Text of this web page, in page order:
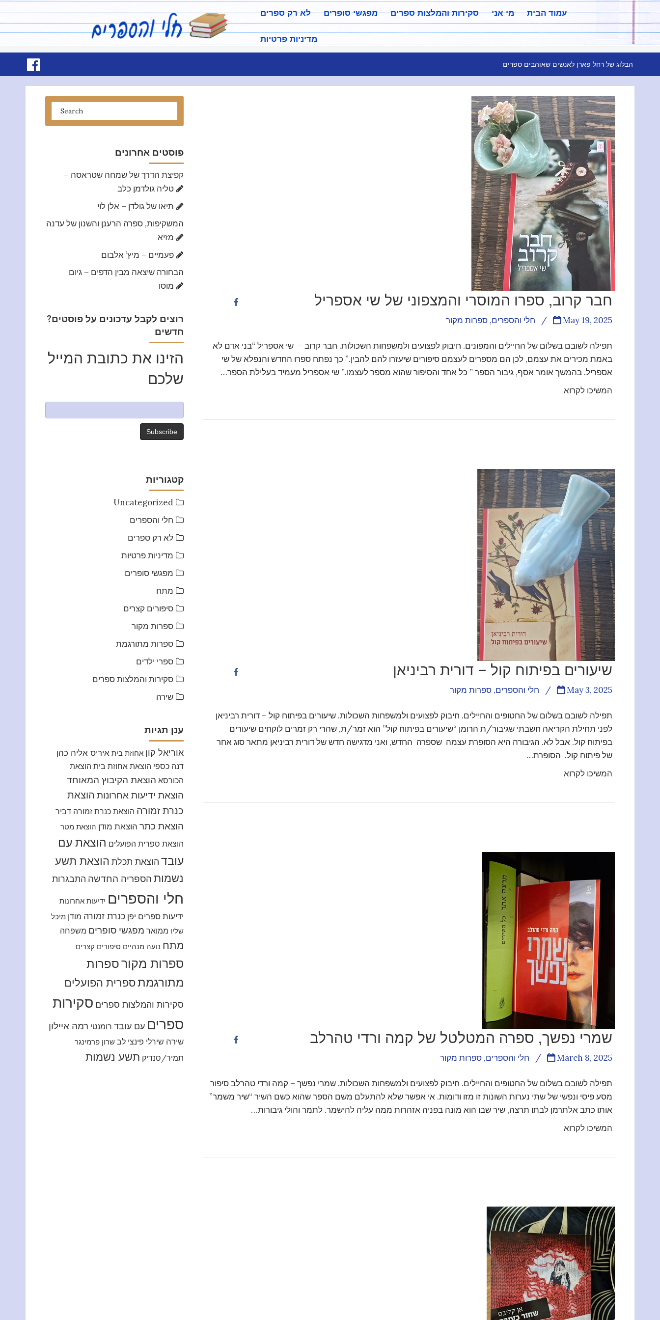
לא רק ספרים מפגשי סופרים סקירות והמלצות ספרים מי אני עמוד הבית
מדיניות פרטיות
הבלוג של רחל פארן לאנשים שאוהבים ספרים
פוסטים אחרונים
קפיצת הדרך של שמחה שטראסה –
טליה גולדמן כלב
תיאו של גולדן – אלן לוי
המשקיפות, ספרה הרענן והשנון של עדנה
מזיא
פעמיים – מיץ’ אלבום
הבחורה שיצאה מבין הדפים – גיום
מוסו
?רוצים לקבל עדכונים על פוסטים
חדשים
הזינו את כתובת המייל
שלכם
קטגוריות
Uncategorized
חלי והספרים
לא רק ספרים
מדיניות פרטיות
מפגשי סופרים
מתח
סיפורים קצרים
ספרות מקור
ספרות מתורגמת
ספרי ילדים
סקירות והמלצות ספרים
שירה
ענן תגיות
אוריאל קון אחוזת בית איריס אליה כהן
דנה כספי הוצאת אחוזת בית הוצאת
הכורסא הוצאת הקיבוץ המאוחד
הוצאת ידיעות אחרונות הוצאת
כנרת זמורה הוצאת כנרת זמורה דביר
הוצאת כתר הוצאת מודן הוצאת מטר
הוצאת ספרית הפועלים הוצאת עם
עובד הוצאת תכלת הוצאת תשע
נשמות הספריה החדשה התבגרות
חלי והספרים ידיעות אחרונות
ידיעות ספרים יפן כנרת זמורה מודן מיכל
שליו ממואר מפגשי סופרים משפחה
מתח נועה מנהיים סיפורים קצרים
ספרות מקורספרות
מתורגמתספרית הפועלים
סקירות והמלצות ספרים סקירות
ספרים עם עובד רומנטי רמה איילון
שירה שירלי פינצי לב שרון פרמינגר
תמיר/סנדיק תשע נשמות
חבר קרוב, ספרו המוסרי והמצפוני של שי אספריל
חלי והספרים,ספרות מקור / May 19, 2025
תפילה לשובם בשלום של החיילים והמפונים. חיבוק לפצועים ולמשפחות השכולות. חבר קרוב – שי אספריל “בני אדם לא
באמת מכירים את עצמם, לכן הם מספרים לעצמם סיפורים שיעזרו להם להבין.” כך נפתח ספרו החדש והנפלא של שי
אספריל. בהמשך אומר אסף, גיבור הספר ” כל אחד והסיפור שהוא מספר לעצמו.” שי אספריל מעמיד בעלילת הספר…
המשיכו לקרוא
שיעורים בפיתוח קול – דורית רביניאן
חלי והספרים,ספרות מקור / May 3, 2025
תפילה לשובם בשלום של החטופים והחיילים. חיבוק לפצועים ולמשפחות השכולות. שיעורים בפיתוח קול – דורית רביניאן
לפני תחילת הקריאה חשבתי שגיבור/ת הרומן “שיעורים בפיתוח קול” הוא זמר/ת, שהרי רק זמרים לוקחים שיעורים
בפיתוח קול. אבל לא. הגיבורה היא הסופרת עצמה שספרה החדש, ואני מדגישה חדש של דורית רביניאן מתאר סוג אחר
של פיתוח קול. הסופרת…
המשיכו לקרוא
שמרי נפשך, ספרה המטלטל של קמה ורדי טהרלב
חלי והספרים,ספרות מקור / March 8, 2025
תפילה לשובם בשלום של החטופים והחיילים. חיבוק לפצועים ולמשפחות השכולות. שמרי נפשך – קמה ורדי טהרלב סיפור
מסע פיסי ונפשי של שתי נערות השונות זו מזו ודומות. אי אפשר שלא להתעלם משם הספר שהוא כשם השיר “שיר משמר”
אותו כתב אלתרמן לבתו תרצה, שיר שבו הוא מונה בפניה אזהרות ממה עליה להישמר. לתמר והולי גיבורות…
המשיכו לקרוא